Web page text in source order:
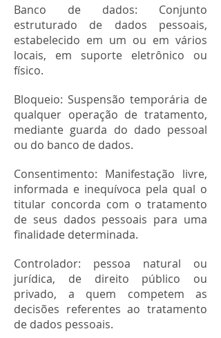
Banco de dados: Conjunto
estruturado de dados pessoais,
estabelecido em um ou em vários
locais, em suporte eletrônico ou
físico.
Bloqueio: Suspensão temporária de
qualquer operação de tratamento,
mediante guarda do dado pessoal
ou do banco de dados.
Consentimento: Manifestação livre,
informada e inequívoca pela qual o
titular concorda com o tratamento
de seus dados pessoais para uma
finalidade determinada.
Controlador: pessoa natural ou
jurídica, de direito público ou
privado, a quem competem as
decisões referentes ao tratamento
de dados pessoais.